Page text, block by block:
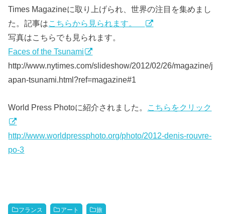
Times Magazineに取り上げられ、世界の注目を集めまし
た。記事はこちらから見られます。
写真はこちらでも見られます。
Faces of the Tsunami
http://www.nytimes.com/slideshow/2012/02/26/magazine/j
apan-tsunami.html?ref=magazine#1
World Press Photoに紹介されました。 こちらをクリック
http://www.worldpressphoto.org/photo/2012-denis-rouvre-
po-3
フランス アート 旅